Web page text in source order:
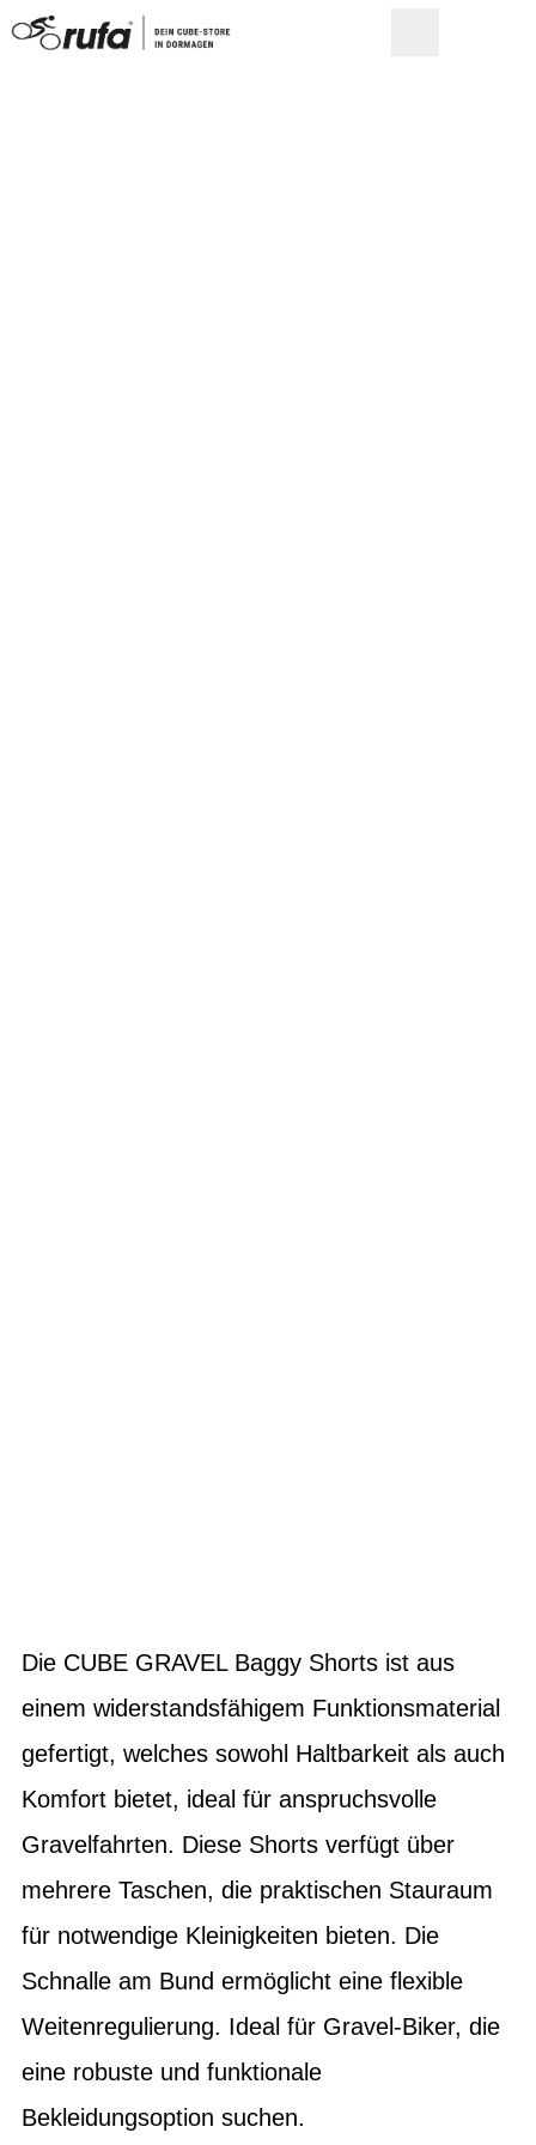
Die CUBE GRAVEL Baggy Shorts ist aus
einem widerstandsfähigem Funktionsmaterial
gefertigt, welches sowohl Haltbarkeit als auch
Komfort bietet, ideal für anspruchsvolle
Gravelfahrten. Diese Shorts verfügt über
mehrere Taschen, die praktischen Stauraum
für notwendige Kleinigkeiten bieten. Die
Schnalle am Bund ermöglicht eine flexible
Weitenregulierung. Ideal für Gravel-Biker, die
eine robuste und funktionale
Bekleidungsoption suchen.